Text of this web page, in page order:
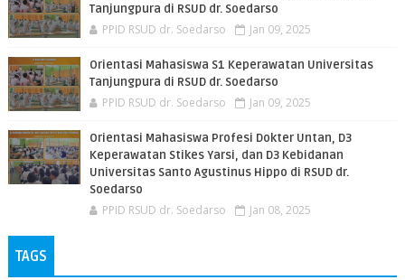
Tanjungpura di RSUD dr. Soedarso
PPID RSUD dr. Soedarso Jan 09, 2025
Orientasi Mahasiswa S1 Keperawatan Universitas
Tanjungpura di RSUD dr. Soedarso
PPID RSUD dr. Soedarso Jan 09, 2025
Orientasi Mahasiswa Profesi Dokter Untan, D3
Keperawatan Stikes Yarsi, dan D3 Kebidanan
Universitas Santo Agustinus Hippo di RSUD dr.
Soedarso
PPID RSUD dr. Soedarso Jan 08, 2025
TAGS